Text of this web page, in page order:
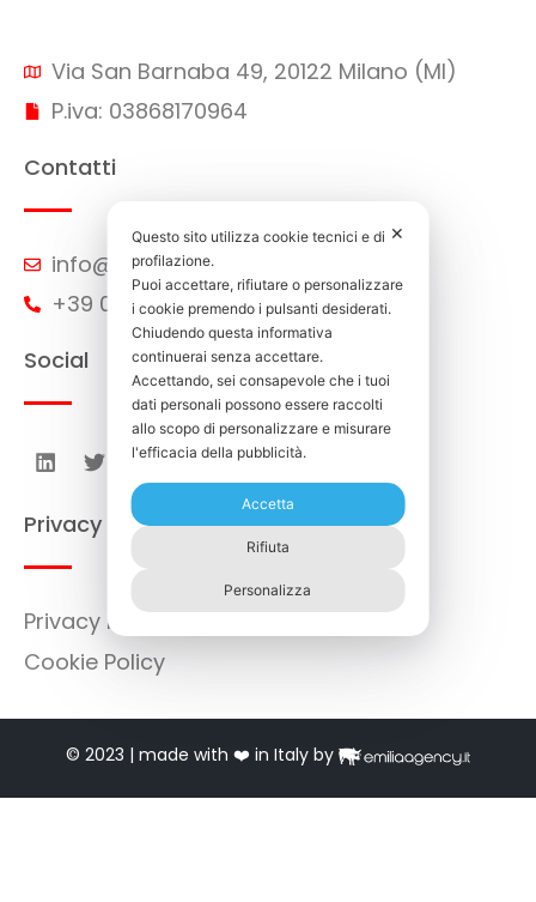
Via San Barnaba 49, 20122 Milano (MI)
P.iva: 03868170964
Contatti
info@forence.it
+39 02 3659 7810
Social
Privacy
Privacy Policy
Cookie Policy
© 2023 | made with ❤️ in Italy by
✕
Questo sito utilizza cookie tecnici e di
profilazione.
Puoi accettare, rifiutare o personalizzare
i cookie premendo i pulsanti desiderati.
Chiudendo questa informativa
continuerai senza accettare.
Accettando, sei consapevole che i tuoi
dati personali possono essere raccolti
allo scopo di personalizzare e misurare
l'efficacia della pubblicità.
Accetta
Rifiuta
Personalizza